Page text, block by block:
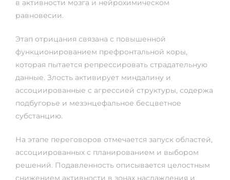
в активности мозга и нейрохимическом
равновесии.
Этап отрицания связана с повышенной
функционированием префронтальной коры,
которая пытается репрессировать страдательную
данные. Злость активирует миндалину и
ассоциированные с агрессией структуры, содержа
подбугорье и мезэнцефальное бесцветное
субстанцию.
На этапе переговоров отмечается запуск областей,
ассоциированных с планированием и выбором
решений. Подавленность описывается целостным
снижением активности в зонах наслаждения и